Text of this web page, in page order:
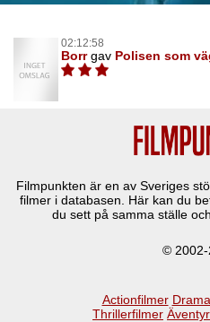
02:12:58
Borrgav Polisen som
Filmpunkten är en av Sveriges
filmer i databasen. Här kan du
du sett på samma ställe
© 2002-
Actionfilmer
Thrillerfilmer